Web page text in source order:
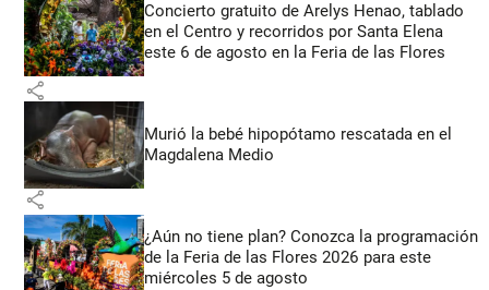
Concierto gratuito de Arelys Henao, tablado
en el Centro y recorridos por Santa Elena
este 6 de agosto en la Feria de las Flores
share
Murió la bebé hipopótamo rescatada en el
Magdalena Medio
share
¿Aún no tiene plan? Conozca la programación
de la Feria de las Flores 2026 para este
miércoles 5 de agosto